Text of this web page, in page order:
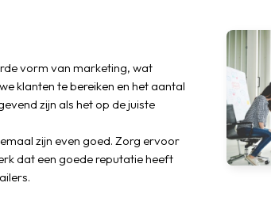
vorm van marketing, wat
klanten te bereiken en het aantal
zijn als het op de juiste
zijn even goed. Zorg ervoor
dat een goede reputatie heeft